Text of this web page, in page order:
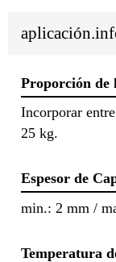
Proporción de
Incorporar
25 kg.
Espesor de
min.: 2 mm /
Temperatura